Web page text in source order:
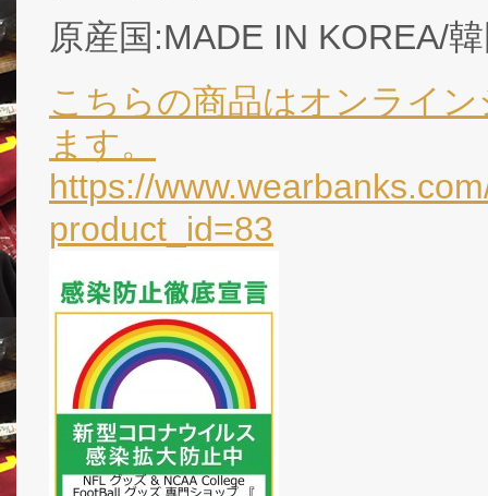
原産国:MADE IN KOREA/
こちらの商品はオンライ
ます。
https://
product_id=83